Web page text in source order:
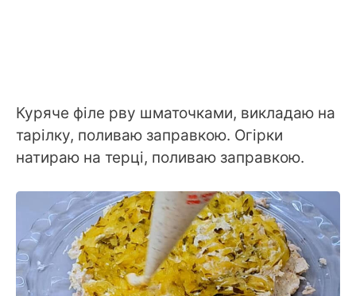
Куряче філе рву шматочками, викладаю на
тарілку, поливаю заправкою. Огірки
натираю на терці, поливаю заправкою.